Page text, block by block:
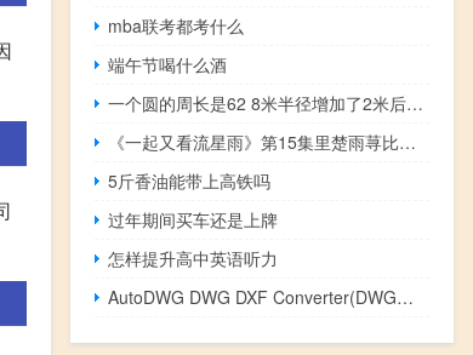
mba联考都考什么
端午节喝什么酒
一个圆的周长是62 8米半径增加了2米后是多少
《一起又看流星雨》第15集里楚雨荨比赛跳舞的那首歌叫什么名字 一起去看流星雨歌曲
5斤香油能带上高铁吗
过年期间买车还是上牌
怎样提升高中英语听力
AutoDWG DWG DXF Converter(DWG转DXF转换器) V2018 官方版（AutoDWG DWG DXF Converter(DWG转DXF转换器) V2018 官方版功能简介）